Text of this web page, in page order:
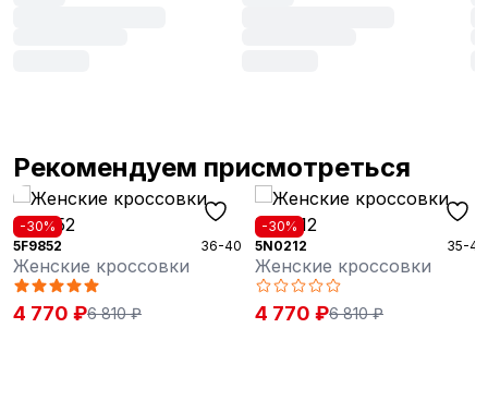
Рекомендуем присмотреться
40
-30%
5N0212
35-41
Женские кроссовки
4 770 ₽6 810 ₽
-30%
5N0432
Женские кроссовки
5 010 ₽7 155 ₽